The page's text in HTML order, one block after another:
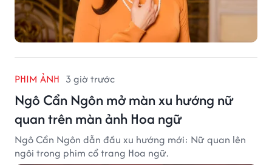
PHIM ẢNH 3 giờ trước
Ngô Cẩn Ngôn mở màn xu hướng nữ
quan trên màn ảnh Hoa ngữ
Ngô Cẩn Ngôn dẫn đầu xu hướng mới: Nữ quan lên
ngôi trong phim cổ trang Hoa ngữ.